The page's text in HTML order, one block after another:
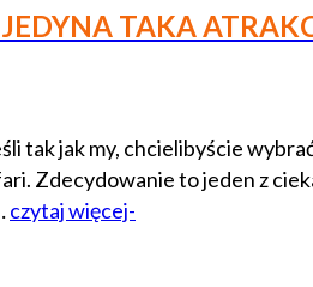
TAKA
tak jak my, chcielibyście
Zdecydowanie to jeden z
czytaj więcej-